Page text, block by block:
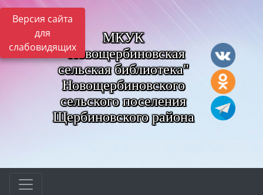
Версия сайта
для
слабовидящих
МКУК
"Новощербиновская
сельская библиотека"
Новощербиновского
сельского поселения
Щербиновского района